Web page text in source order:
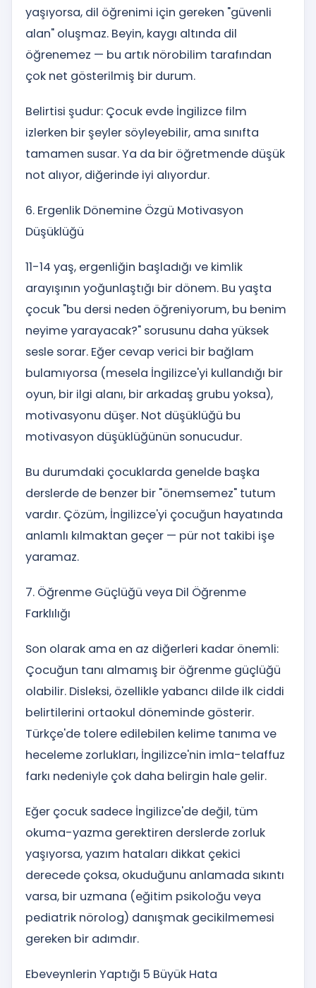
yaşıyorsa, dil öğrenimi için gereken "güvenli
alan" oluşmaz. Beyin, kaygı altında dil
öğrenemez — bu artık nörobilim tarafından
çok net gösterilmiş bir durum.
Belirtisi şudur: Çocuk evde İngilizce film
izlerken bir şeyler söyleyebilir, ama sınıfta
tamamen susar. Ya da bir öğretmende düşük
not alıyor, diğerinde iyi alıyordur.
6. Ergenlik Dönemine Özgü Motivasyon
Düşüklüğü
11-14 yaş, ergenliğin başladığı ve kimlik
arayışının yoğunlaştığı bir dönem. Bu yaşta
çocuk "bu dersi neden öğreniyorum, bu benim
neyime yarayacak?" sorusunu daha yüksek
sesle sorar. Eğer cevap verici bir bağlam
bulamıyorsa (mesela İngilizce'yi kullandığı bir
oyun, bir ilgi alanı, bir arkadaş grubu yoksa),
motivasyonu düşer. Not düşüklüğü bu
motivasyon düşüklüğünün sonucudur.
Bu durumdaki çocuklarda genelde başka
derslerde de benzer bir "önemsemez" tutum
vardır. Çözüm, İngilizce'yi çocuğun hayatında
anlamlı kılmaktan geçer — pür not takibi işe
yaramaz.
7. Öğrenme Güçlüğü veya Dil Öğrenme
Farklılığı
Son olarak ama en az diğerleri kadar önemli:
Çocuğun tanı almamış bir öğrenme güçlüğü
olabilir. Disleksi, özellikle yabancı dilde ilk ciddi
belirtilerini ortaokul döneminde gösterir.
Türkçe'de tolere edilebilen kelime tanıma ve
heceleme zorlukları, İngilizce'nin imla-telaffuz
farkı nedeniyle çok daha belirgin hale gelir.
Eğer çocuk sadece İngilizce'de değil, tüm
okuma-yazma gerektiren derslerde zorluk
yaşıyorsa, yazım hataları dikkat çekici
derecede çoksa, okuduğunu anlamada sıkıntı
varsa, bir uzmana (eğitim psikoloğu veya
pediatrik nörolog) danışmak gecikilmemesi
gereken bir adımdır.
Ebeveynlerin Yaptığı 5 Büyük Hata